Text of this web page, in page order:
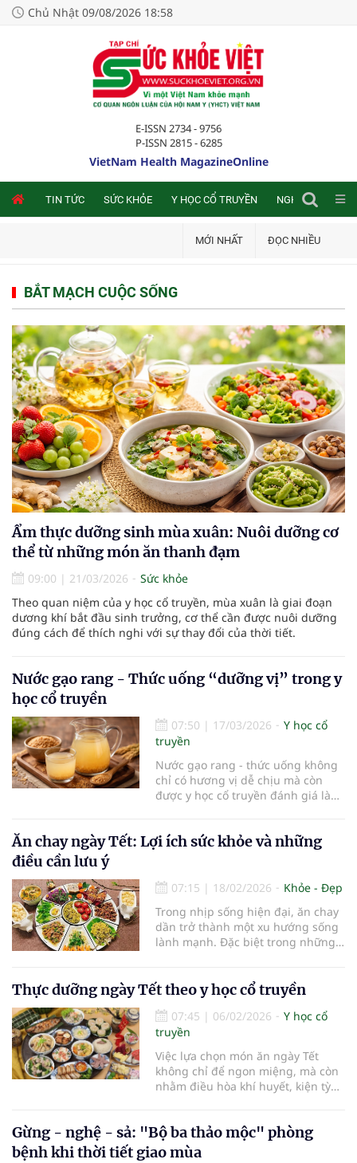
Chủ Nhật 09/08/2026 18:58
E-ISSN 2734 - 9756
P-ISSN 2815 - 6285
VietNam Health MagazineOnline
TIN TỨC SỨC KHỎE Y HỌC CỔ TRUYỀN NGHIÊN CỨU
MỚI NHẤT ĐỌC NHIỀU
BẮT MẠCH CUỘC SỐNG
Ẩm thực dưỡng sinh mùa xuân: Nuôi dưỡng cơ
thể từ những món ăn thanh đạm
09:00 | 21/03/2026
Sức khỏe
Theo quan niệm của y học cổ truyền, mùa xuân là giai đoạn
dương khí bắt đầu sinh trưởng, cơ thể cần được nuôi dưỡng
đúng cách để thích nghi với sự thay đổi của thời tiết.
Nước gạo rang - Thức uống “dưỡng vị” trong y
học cổ truyền
07:50 | 17/03/2026
Y học cổ
truyền
Nước gạo rang - thức uống không
chỉ có hương vị dễ chịu mà còn
được y học cổ truyền đánh giá là
Ăn chay ngày Tết: Lợi ích sức khỏe và những
điều cần lưu ý
07:15 | 18/02/2026
Khỏe - Đẹp
Trong nhịp sống hiện đại, ăn chay
dần trở thành một xu hướng sống
lành mạnh. Đặc biệt trong những
cơ thể “nghỉ ngơi” và tái cân bằng.
Thực dưỡng ngày Tết theo y học cổ truyền
07:45 | 06/02/2026
Y học cổ
truyền
Việc lựa chọn món ăn ngày Tết
không chỉ để ngon miệng, mà còn
nhằm điều hòa khí huyết, kiện tỳ
Gừng - nghệ - sả: "Bộ ba thảo mộc" phòng
bệnh khi thời tiết giao mùa